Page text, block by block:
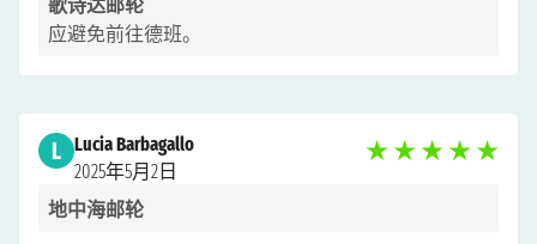
歌诗达邮轮
应避免前往德班。
L Lucia Barbagallo
2025年5月2日
★ ★ ★ ★ ★
地中海邮轮